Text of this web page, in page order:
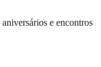
e encontros